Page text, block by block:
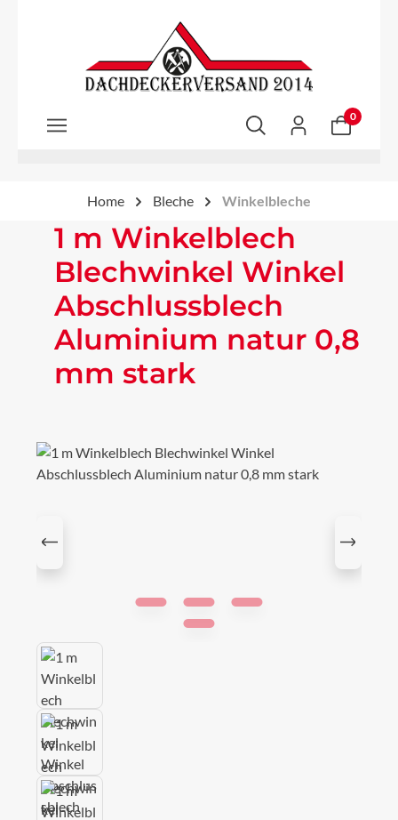
Zum Hauptinhalt springen
0
Home Bleche Winkelbleche
1 m Winkelblech
Blechwinkel Winkel
Abschlussblech
Aluminium natur 0,8
mm stark
Bildergalerie überspringen